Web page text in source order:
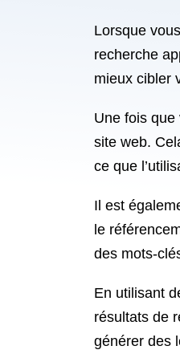
Lorsque
recherche
mieux cibler
Une fois
site web.
ce que
Il est
le
des mots-
En utilisant
résultats de
générer des